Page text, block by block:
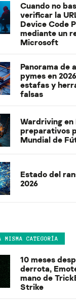
Cuando no
verificar la
Device Code
mediante un
Microsoft
Panorama de
pymes en
estafas y
falsas
Wardriving en
preparativos
Mundial de
Estado del
2026
MISMA CATEGORÍA
10 meses
derrota,
mano de
Strike